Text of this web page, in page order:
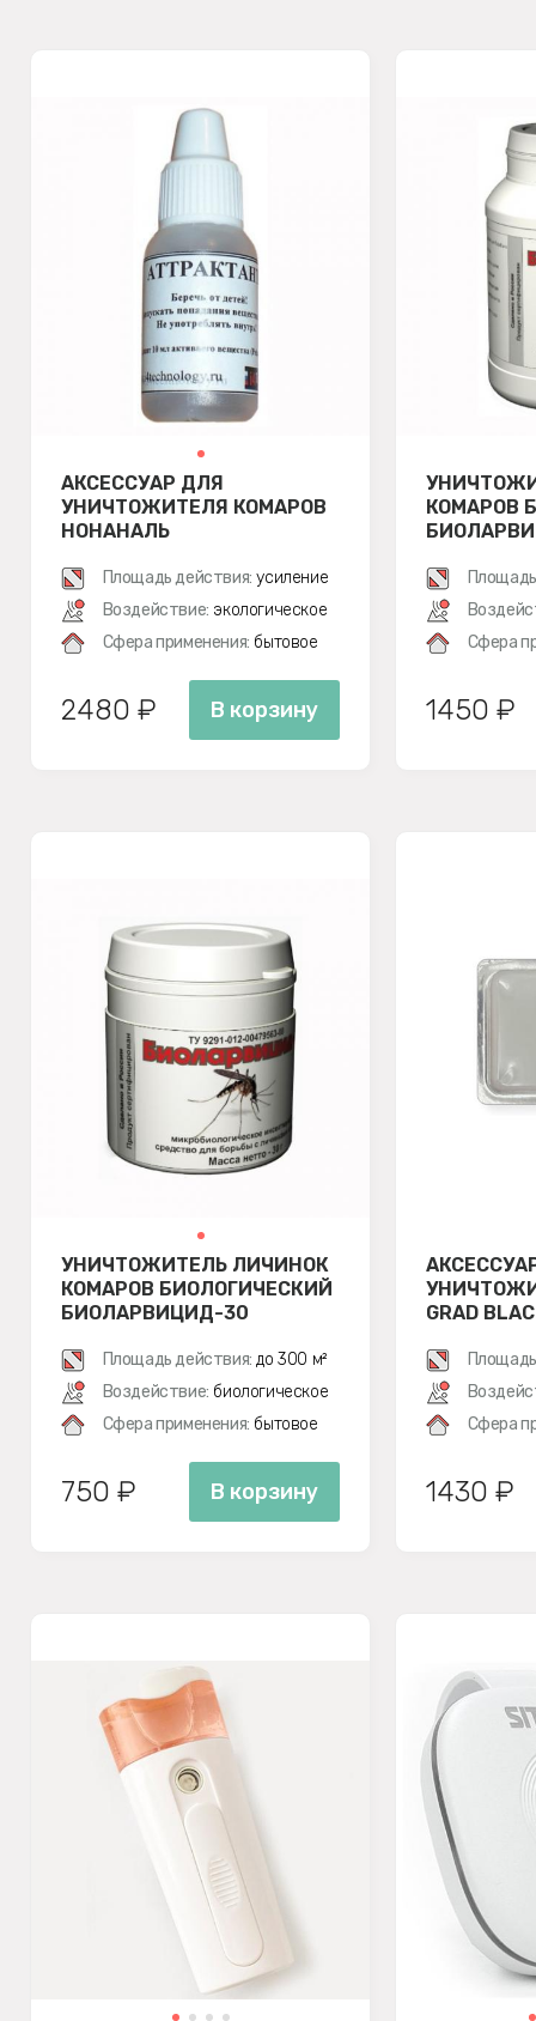
АКСЕССУАР ДЛЯ
УНИЧТОЖИТЕЛЯ КОМАРОВ
НОНАНАЛЬ
Площадь действия: усиление
Воздействие: экологическое
Сфера применения: бытовое
2480 ₽ В корзину
КОМАРОВ
Сфера
1450 ₽
УНИЧТОЖИТЕЛЬ ЛИЧИНОК
КОМАРОВ БИОЛОГИЧЕСКИЙ
БИОЛАРВИЦИД-30
Площадь действия: до 300 м²
Воздействие: биологическое
Сфера применения: бытовое
750 ₽ В корзину
GRAD
G-
Сфера
1430 ₽